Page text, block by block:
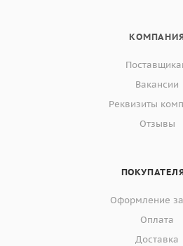
Вакансии
Реквизиты
Отзывы
Оформление
Оплата
Доставка